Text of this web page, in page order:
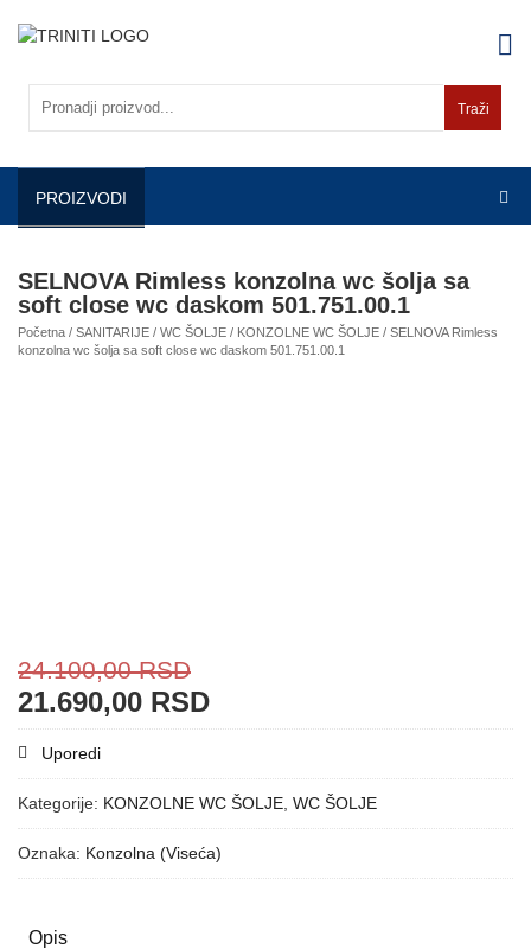
Traži
PROIZVODI
SELNOVA Rimless konzolna wc šolja sa
soft close wc daskom 501.751.00.1
Početna / SANITARIJE / WC ŠOLJE / KONZOLNE WC ŠOLJE / SELNOVA Rimless
konzolna wc šolja sa soft close wc daskom 501.751.00.1
24.100,00RSD
21.690,00 RSD
Uporedi
Kategorije: KONZOLNE WC ŠOLJE WC ŠOLJE
Oznaka: Konzolna (Viseća)
Opis